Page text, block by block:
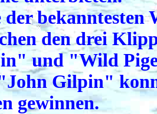
der bekanntesten
den drei
und "Wild
Gilpin"
gewinnen.